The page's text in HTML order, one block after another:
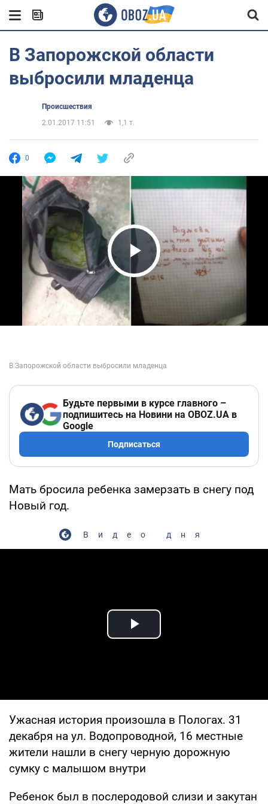
В Запорожской области
выбросили младенца
Происшествия
2.01.2017 11:51
1,1 т.
0
Play Video
Будьте первыми в курсе главного –
подпишитесь на Новини на OBOZ.UA в
Google
Подписаться
Мать бросила ребенка замерзать в снегу под
Новый год.
Видео дня
Play Video
Ужасная история произошла в Пологах. 31
декабря на ул. Водoпроводной, 16 местные
жители нашли в снегу черную дорожную
сумку с малышом внутри
Ребенок был в послеродовой слизи и закутан